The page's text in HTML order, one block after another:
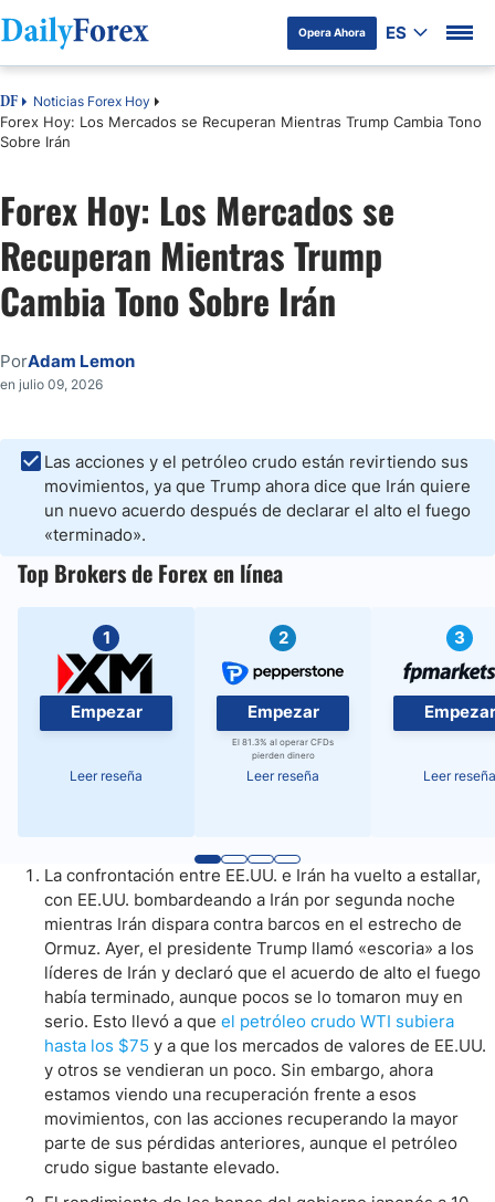
Opera Ahora ES
DF Noticias Forex Hoy
Forex Hoy: Los Mercados se Recuperan Mientras Trump Cambia Tono
Sobre Irán
Forex Hoy: Los Mercados se
Recuperan Mientras Trump
Cambia Tono Sobre Irán
PorAdam Lemon
en julio 09, 2026
Las acciones y el petróleo crudo están revirtiendo sus
movimientos, ya que Trump ahora dice que Irán quiere
un nuevo acuerdo después de declarar el alto el fuego
«terminado».
Top Brokers de Forex en línea
1
Empezar
Leer reseña
2
Empezar
El 81.3% al operar CFDs
pierden dinero
Leer reseña
3
Empezar
Leer reseña
La confrontación entre EE.UU. e Irán ha vuelto a estallar,
con EE.UU. bombardeando a Irán por segunda noche
mientras Irán dispara contra barcos en el estrecho de
Ormuz. Ayer, el presidente Trump llamó «escoria» a los
líderes de Irán y declaró que el acuerdo de alto el fuego
había terminado, aunque pocos se lo tomaron muy en
serio. Esto llevó a que el petróleo crudo WTI subiera
hasta los $75 y a que los mercados de valores de EE.UU.
y otros se vendieran un poco. Sin embargo, ahora
estamos viendo una recuperación frente a esos
movimientos, con las acciones recuperando la mayor
parte de sus pérdidas anteriores, aunque el petróleo
crudo sigue bastante elevado.